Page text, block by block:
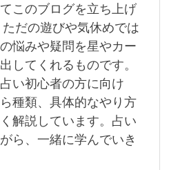
このブログを立ち上げ
だの遊びや気休めでは
悩みや疑問を星やカー
してくれるものです。
い初心者の方に向け
種類、具体的なやり方
解説しています。占い
ら、一緒に学んでいき